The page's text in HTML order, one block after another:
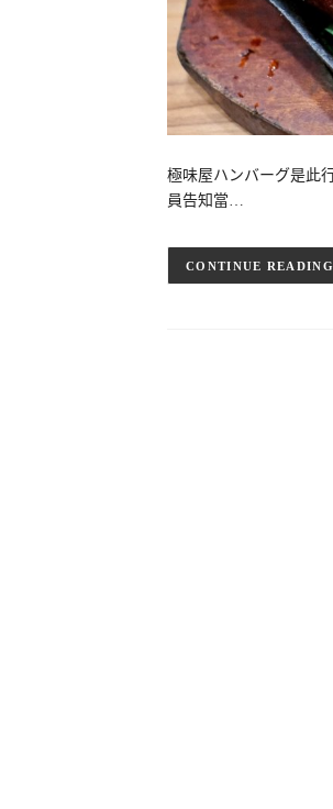
極味屋ハンバーグ是此
員告知當…
CONTINUE READING